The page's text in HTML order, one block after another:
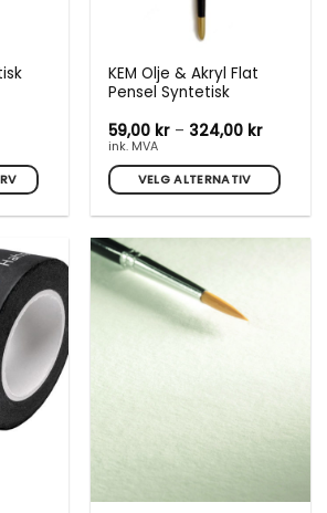
KEM Olje & Akryl Flat
Pensel Syntetisk
59,00 kr – 324,00 kr
324,00
ink. MVA
VELG ALTERNATIV
har
flere
varianter.
Alternativene